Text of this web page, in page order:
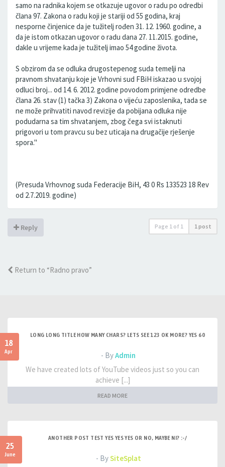
samo na radnika kojem se otkazuje ugovor o radu po odredbi
člana 97. Zakona o radu koji je stariji od 55 godina, kraj
nesporne činjenice da je tužitelj rođen 31. 12. 1960. godine, a
da je istom otkazan ugovor o radu dana 27. 11.2015. godine,
dakle u vrijeme kada je tužitelj imao 54 godine života.
S obzirom da se odluka drugostepenog suda temelji na
pravnom shvatanju koje je Vrhovni sud FBiH iskazao u svojoj
odluci broj... od 14. 6. 2012. godine povodom primjene odredbe
člana 26. stav (1) tačka 3) Zakona o vijeću zaposlenika, tada se
ne može prihvatiti navod revizije da pobijana odluka nije
podudarna sa tim shvatanjem, zbog čega svi istaknuti
prigovori u tom pravcu su bez uticaja na drugačije rješenje
spora."
(Presuda Vrhovnog suda Federacije BiH, 43 0 Rs 133523 18 Rev
od 2.7.2019. godine)
Reply Page 1 of 1 1 post
Return to “Radno pravo”
18
Apr
LONG LONG TITLE HOW MANY CHARS? LETS SEE 123 OK MORE? YES 60
- ByAdmin
We have created lots of YouTube videos just so you can
achieve [...]
READ MORE
25
June
ANOTHER POST TEST YES YES YES OR NO, MAYBE NI? :-/
- BySiteSplat